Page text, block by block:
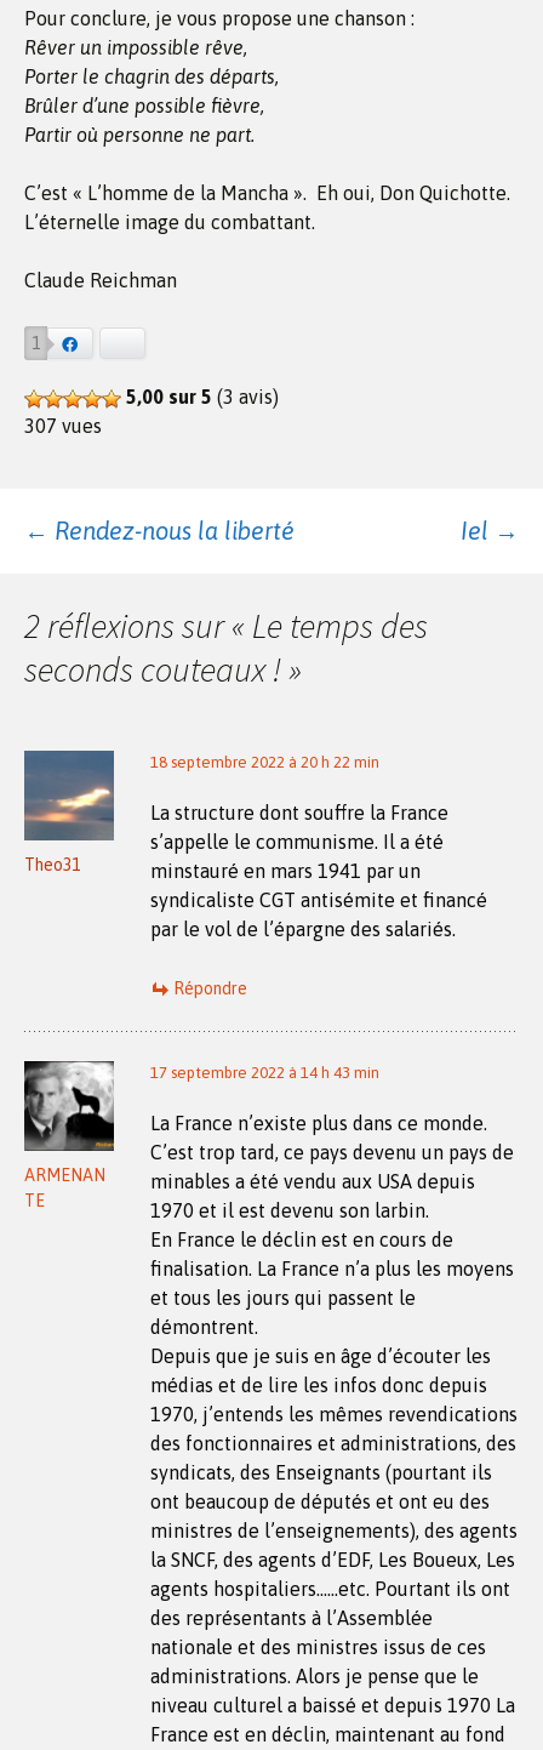
Pour conclure, je vous propose une chanson :
Rêver un impossible rêve,
Porter le chagrin des départs,
Brûler d’une possible fièvre,
Partir où personne ne part.
C’est « L’homme de la Mancha ». Eh oui, Don Quichotte.
L’éternelle image du combattant.
Claude Reichman
1
5,00 sur 5 (3 avis)
307 vues
Navigation
des
articles
← Rendez-nous la liberté Iel →
2 réflexions sur « Le temps des
seconds couteaux !»
Theo31
18 septembre 2022 à 20 h 22 min
La structure dont souffre la France
s’appelle le communisme. Il a été
minstauré en mars 1941 par un
syndicaliste CGT antisémite et financé
par le vol de l’épargne des salariés.
Répondre
ARMENAN
TE
17 septembre 2022 à 14 h 43 min
La France n’existe plus dans ce monde.
C’est trop tard, ce pays devenu un pays de
minables a été vendu aux USA depuis
1970 et il est devenu son larbin.
En France le déclin est en cours de
finalisation. La France n’a plus les moyens
et tous les jours qui passent le
démontrent.
Depuis que je suis en âge d’écouter les
médias et de lire les infos donc depuis
1970, j’entends les mêmes revendications
des fonctionnaires et administrations, des
syndicats, des Enseignants (pourtant ils
ont beaucoup de députés et ont eu des
ministres de l’enseignements), des agents
la SNCF, des agents d’EDF, Les Boueux, Les
agents hospitaliers……etc. Pourtant ils ont
des représentants à l’Assemblée
nationale et des ministres issus de ces
administrations. Alors je pense que le
niveau culturel a baissé et depuis 1970 La
France est en déclin, maintenant au fond